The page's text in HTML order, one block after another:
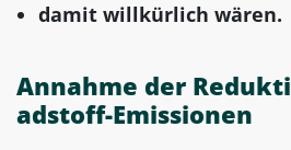
damit willkürlich wären.
Annahme der
adstoff-Emissionen